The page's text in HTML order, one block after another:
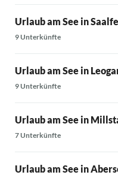
Urlaub am See in
9 Unterkünfte
Urlaub am See in
9 Unterkünfte
Urlaub am See in
7 Unterkünfte
Urlaub am See in